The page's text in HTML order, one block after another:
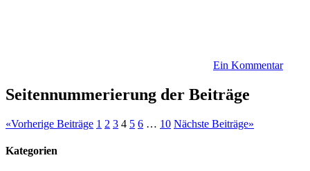
Ein Kommentar
Seitennummerierung der Beiträge
«Vorherige Beiträge 1 2 3 4 5 6 … 10 Nächste Beiträge»
Kategorien